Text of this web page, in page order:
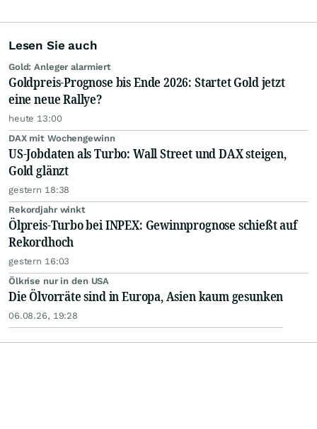
Lesen Sie auch
Gold: Anleger alarmiert
Goldpreis-Prognose bis Ende 2026: Startet Gold jetzt
eine neue Rallye?
heute 13:00
DAX mit Wochengewinn
US-Jobdaten als Turbo: Wall Street und DAX steigen,
Gold glänzt
gestern 18:38
Rekordjahr winkt
Ölpreis-Turbo bei INPEX: Gewinnprognose schießt auf
Rekordhoch
gestern 16:03
Ölkrise nur in den USA
Die Ölvorräte sind in Europa, Asien kaum gesunken
06.08.26, 19:28